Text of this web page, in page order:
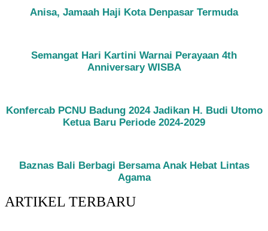
Anisa, Jamaah Haji Kota Denpasar Termuda
Semangat Hari Kartini Warnai Perayaan 4th
Anniversary WISBA
Konfercab PCNU Badung 2024 Jadikan H. Budi Utomo
Ketua Baru Periode 2024-2029
Baznas Bali Berbagi Bersama Anak Hebat Lintas
Agama
ARTIKEL TERBARU